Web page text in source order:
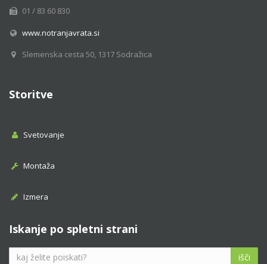
01 / 83 60 830
www.notranjavrata.si
Slemenska cesta 50, 1317 Sodražica
Storitve
Svetovanje
Montaža
Izmera
Iskanje po spletni strani
išči